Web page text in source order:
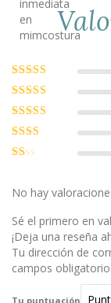
Valorado con
5de 5
Valorado
con4 de 5
Valorado
con3de
5
Valorado
con2
1
No hay
Sé el primero en
¡Deja una reseña
Tu dirección de
campos
Tu puntuación